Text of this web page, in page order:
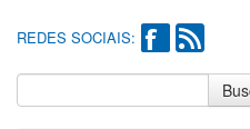
REDES SOCIAIS: